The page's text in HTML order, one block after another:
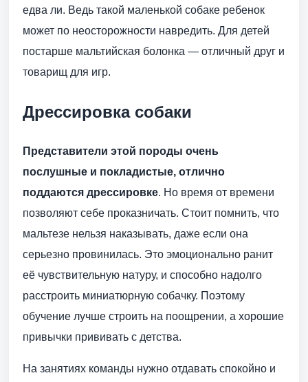
едва ли. Ведь такой маленькой собаке ребенок
может по неосторожности навредить. Для детей
постарше мальтийская болонка — отличный друг и
товарищ для игр.
Дрессировка собаки
Представители этой породы очень
послушные и покладистые, отлично
поддаются дрессировке. Но время от времени
позволяют себе проказничать. Стоит помнить, что
мальтезе нельзя наказывать, даже если она
серьезно провинилась. Это эмоционально ранит
её чувствительную натуру, и способно надолго
расстроить миниатюрную собачку. Поэтому
обучение лучше строить на поощрении, а хорошие
привычки прививать с детства.
На занятиях команды нужно отдавать спокойно и